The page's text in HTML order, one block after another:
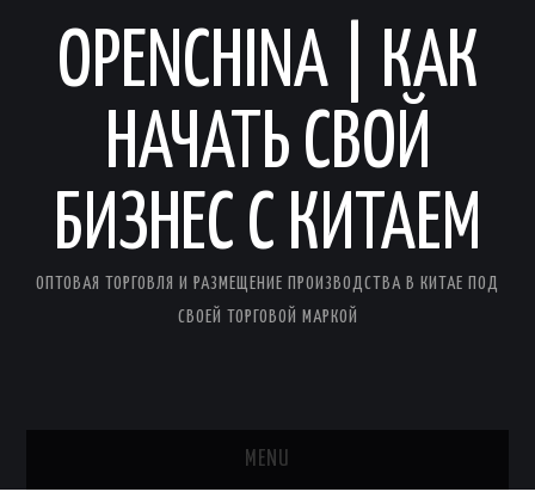
OPENCHINA | КАК
НАЧАТЬ СВОЙ
БИЗНЕС С КИТАЕМ
ОПТОВАЯ ТОРГОВЛЯ И РАЗМЕЩЕНИЕ ПРОИЗВОДСТВА В КИТАЕ ПОД
СВОЕЙ ТОРГОВОЙ МАРКОЙ
MENU